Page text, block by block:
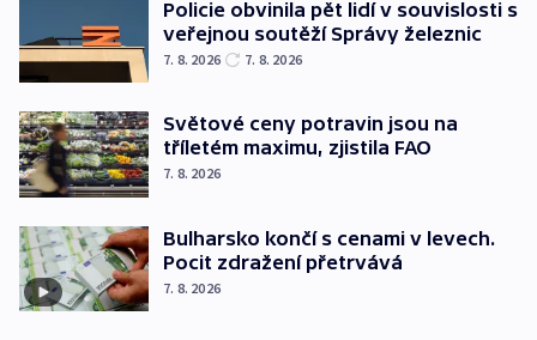
Policie obvinila pět lidí v souvislosti s
veřejnou soutěží Správy železnic
7. 8. 2026 7. 8. 2026
Světové ceny potravin jsou na
tříletém maximu, zjistila FAO
7. 8. 2026
Bulharsko končí s cenami v levech.
Pocit zdražení přetrvává
7. 8. 2026